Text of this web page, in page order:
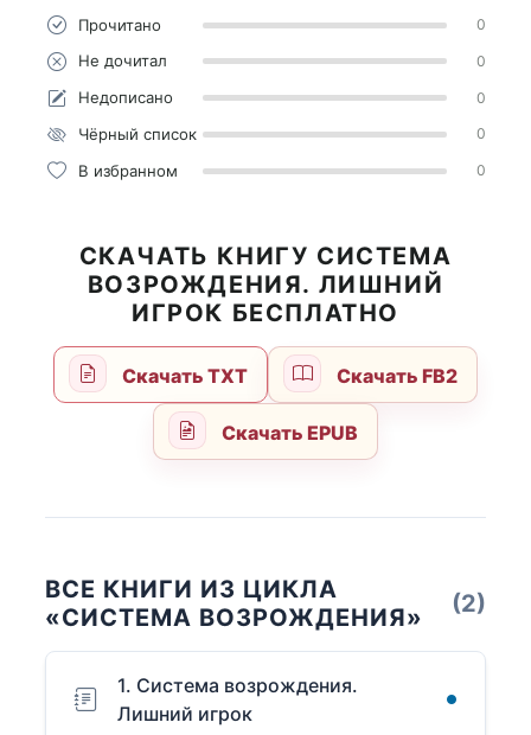
Прочитано 0
Не дочитал 0
Недописано 0
Чёрный список 0
В избранном 0
СКАЧАТЬ КНИГУ СИСТЕМА
ВОЗРОЖДЕНИЯ. ЛИШНИЙ
ИГРОК БЕСПЛАТНО
Скачать TXT Скачать FB2
Скачать EPUB
ВСЕ КНИГИ ИЗ ЦИКЛА
«СИСТЕМА ВОЗРОЖДЕНИЯ»
(2)
1. Система возрождения.
Лишний игрок